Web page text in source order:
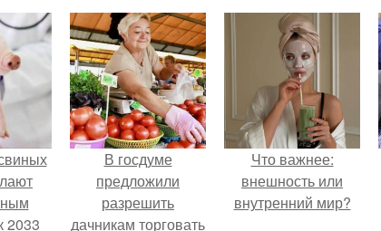
2033
В госдуме
предложили
разрешить
дачникам торговать
Что важнее:
внешность или
внутренний мир?